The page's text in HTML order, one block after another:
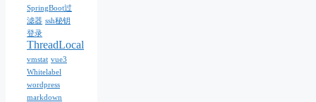
SpringBoot过
滤器 ssh秘钥
登录
ThreadLocal
vmstat vue3
Whitelabel
wordpress
markdown